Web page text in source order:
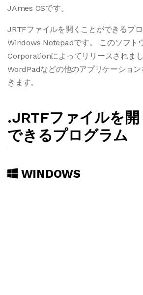
JAmes OSです。
JRTFファイルを開くことができるプ
Windows Notepadです。 このソフト
Corporationによってリリースされまし
WordPadなどの他のアプリケーショ
きます。
.JRTFファイルを
できるプログラム
WINDOWS